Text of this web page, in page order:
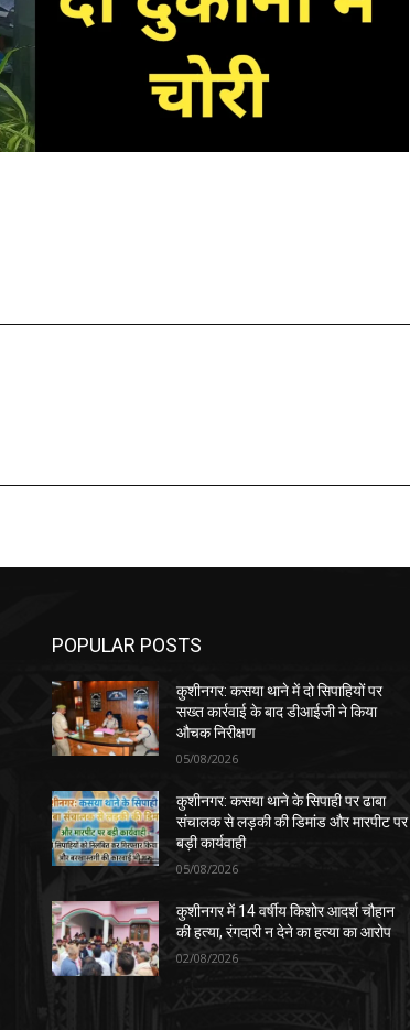
POPULAR POSTS
कुशीनगर: कसया थाने में दो सिपाहियों पर
सख्त कार्रवाई के बाद डीआईजी ने किया
औचक निरीक्षण
05/08/2026
कुशीनगर: कसया थाने के सिपाही पर ढाबा
संचालक से लड़की की डिमांड और मारपीट पर
बड़ी कार्यवाही
05/08/2026
कुशीनगर में 14 वर्षीय किशोर आदर्श चौहान
की हत्या, रंगदारी न देने का हत्या का आरोप
02/08/2026